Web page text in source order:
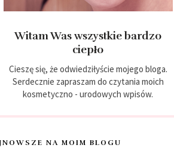
Witam Was wszystkie bardzo
ciepło
Cieszę się, że odwiedziłyście mojego bloga.
Serdecznie zapraszam do czytania moich
kosmetyczno - urodowych wpisów.
NA MOIM BLOGU